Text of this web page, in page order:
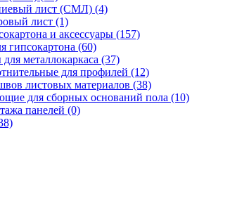
лист (СМЛ) (4)
лист (1)
и аксессуары (157)
гипсокартона (60)
металлокаркаса (37)
для профилей (12)
листовых материалов (38)
для сборных оснований пола (10)
панелей (0)